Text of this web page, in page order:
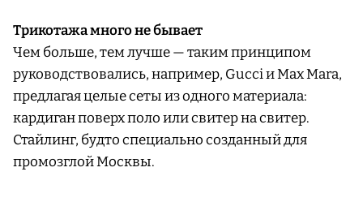
Трикотажа много не бывает
Чем больше, тем лучше — таким принципом
руководствовались, например, Gucci и Max Mara,
предлагая целые сеты из одного материала:
кардиган поверх поло или свитер на свитер.
Стайлинг, будто специально созданный для
промозглой Москвы.